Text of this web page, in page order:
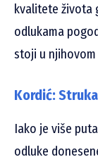
kvalitete života
odlukama
stoji u
Kordić:
Iako je više
odluke